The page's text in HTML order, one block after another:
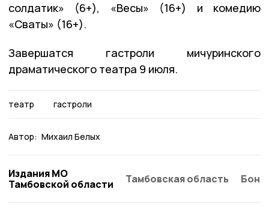
солдатик» (6+), «Весы» (16+) и комедию
«Сваты» (16+).
Завершатся гастроли мичуринского
драматического театра 9 июля.
театр гастроли
Автор: Михаил Белых
Издания МО
Тамбовской области
Тамбовская область